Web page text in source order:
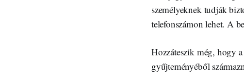
személyeknek tudják
telefonszámon lehet. A
Hozzáteszik még, hogy
gyűjteményéből